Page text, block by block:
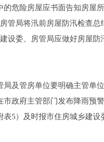
危险房屋应书面告知房屋
管局将汛前房屋防汛检查总
设委、房管局应做好房屋
及管房单位要明确主管单
政府主管部门发布降雨预
5）及时报市住房城乡建设